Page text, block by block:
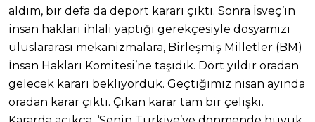
aldım, bir defa da deport kararı çıktı. Sonra İsveç’in
insan hakları ihlali yaptığı gerekçesiyle dosyamızı
uluslararası mekanizmalara, Birleşmiş Milletler (BM)
İnsan Hakları Komitesi’ne taşıdık. Dört yıldır oradan
gelecek kararı bekliyorduk. Geçtiğimiz nisan ayında
oradan karar çıktı. Çıkan karar tam bir çelişki.